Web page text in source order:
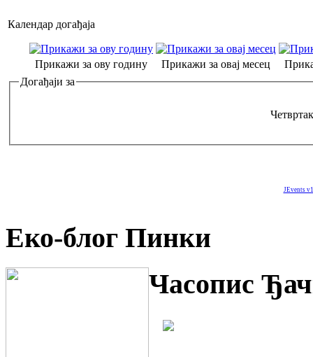
Календар догађаја
Прикажи за ову годину Прикажи за овај месец
Догађаји за
JEvents
Еко-блог Пинки
Часопис